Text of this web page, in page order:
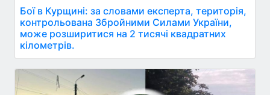
Бої в Курщині: за словами експерта, територія,
контрольована Збройними Силами України,
може розширитися на 2 тисячі квадратних
кілометрів.